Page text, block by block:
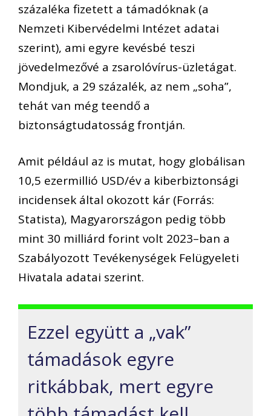
százaléka fizetett a támadóknak (a
Nemzeti Kibervédelmi Intézet adatai
szerint), ami egyre kevésbé teszi
jövedelmezővé a zsarolóvírus-üzletágat.
Mondjuk, a 29 százalék, az nem „soha”,
tehát van még teendő a
biztonságtudatosság frontján.
Amit például az is mutat, hogy globálisan
10,5 ezermillió USD/év a kiberbiztonsági
incidensek által okozott kár (Forrás:
Statista), Magyarországon pedig több
mint 30 milliárd forint volt 2023–ban a
Szabályozott Tevékenységek Felügyeleti
Hivatala adatai szerint.
Ezzel együtt a „vak”
támadások egyre
ritkábbak, mert egyre